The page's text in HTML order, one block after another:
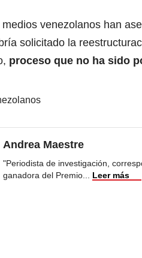
venezolanos han
solicitado la
proceso que no ha sido
Andrea Maestre
"Periodista de investigación,
ganadora del Premio
Leer más